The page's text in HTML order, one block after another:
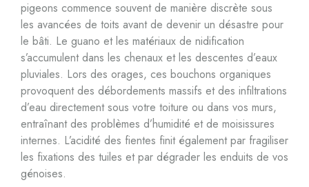
pigeons commence souvent de manière discrète sous
les avancées de toits avant de devenir un désastre pour
le bâti. Le guano et les matériaux de nidification
s’accumulent dans les chenaux et les descentes d’eaux
pluviales. Lors des orages, ces bouchons organiques
provoquent des débordements massifs et des infiltrations
d’eau directement sous votre toiture ou dans vos murs,
entraînant des problèmes d’humidité et de moisissures
internes. L’acidité des fientes finit également par fragiliser
les fixations des tuiles et par dégrader les enduits de vos
génoises.